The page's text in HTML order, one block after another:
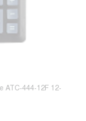
ATC-444-12F 12-